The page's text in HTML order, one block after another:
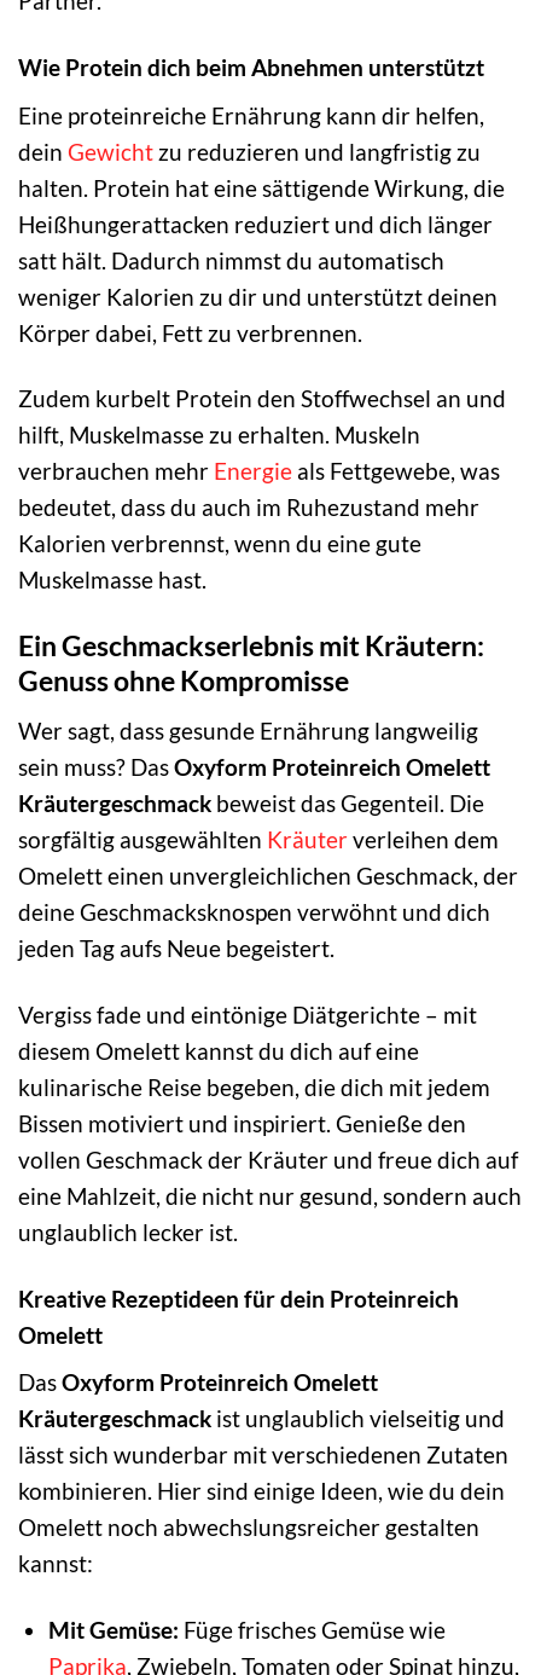
Wie Protein dich beim Abnehmen unterstützt
Eine proteinreiche Ernährung kann dir helfen,
dein Gewicht zu reduzieren und langfristig zu
halten. Protein hat eine sättigende Wirkung, die
Heißhungerattacken reduziert und dich länger
satt hält. Dadurch nimmst du automatisch
weniger Kalorien zu dir und unterstützt deinen
Körper dabei, Fett zu verbrennen.
Zudem kurbelt Protein den Stoffwechsel an und
hilft, Muskelmasse zu erhalten. Muskeln
verbrauchen mehr Energie als Fettgewebe, was
bedeutet, dass du auch im Ruhezustand mehr
Kalorien verbrennst, wenn du eine gute
Muskelmasse hast.
Ein Geschmackserlebnis mit Kräutern:
Genuss ohne Kompromisse
Wer sagt, dass gesunde Ernährung langweilig
sein muss? DasOxyform Proteinreich Omelett
Kräutergeschmack beweist das Gegenteil. Die
sorgfältig ausgewählten Kräuterverleihen dem
Omelett einen unvergleichlichen Geschmack, der
deine Geschmacksknospen verwöhnt und dich
jeden Tag aufs Neue begeistert.
Vergiss fade und eintönige Diätgerichte – mit
diesem Omelett kannst du dich auf eine
kulinarische Reise begeben, die dich mit jedem
Bissen motiviert und inspiriert. Genieße den
vollen Geschmack der Kräuter und freue dich auf
eine Mahlzeit, die nicht nur gesund, sondern auch
unglaublich lecker ist.
Kreative Rezeptideen für dein Proteinreich
Omelett
DasOxyform Proteinreich Omelett
Kräutergeschmack ist unglaublich vielseitig und
lässt sich wunderbar mit verschiedenen Zutaten
kombinieren. Hier sind einige Ideen, wie du dein
Omelett noch abwechslungsreicher gestalten
kannst:
Mit Gemüse: Füge frisches Gemüse wie
Paprika, Zwiebeln, Tomaten oder Spinat hinzu,